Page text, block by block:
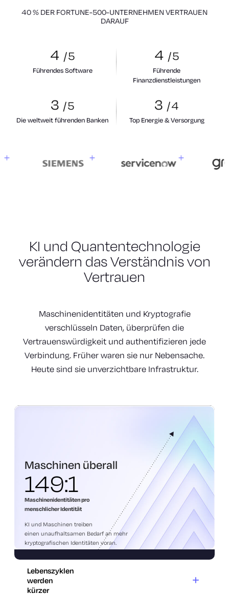
40 % DER FORTUNE-500-UNTERNEHMEN VERTRAUEN
DARAUF
4 /5
Führendes Software
4 /5
Führende
Finanzdienstleistungen
3 /5
Die weltweit führenden Banken
3 /4
Top Energie & Versorgung
KI und Quantentechnologie
verändern das Verständnis von
Vertrauen
Maschinenidentitäten und Kryptografie
verschlüsseln Daten, überprüfen die
Vertrauenswürdigkeit und authentifizieren jede
Verbindung. Früher waren sie nur Nebensache.
Heute sind sie unverzichtbare Infrastruktur.
Maschinen überall
Maschinen überall
149:1
Maschinenidentitäten pro
menschlicher Identität
KI und Maschinen treiben
einen unaufhaltsamen Bedarf an mehr
kryptografischen Identitäten voran.
Lebenszyklen
werden
kürzer